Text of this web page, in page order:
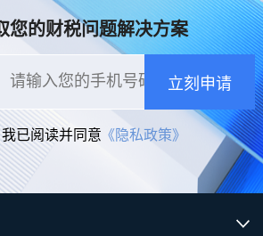
您的财税问题解决方案
立刻申请
我已阅读并同意《隐私政策》